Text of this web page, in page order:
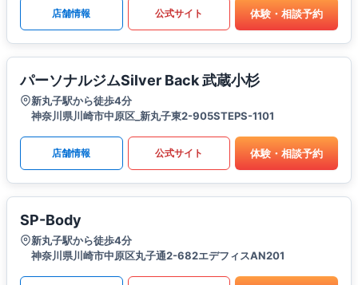
店舗情報 公式サイト 体験・相談予約
パーソナルジムSilver Back 武蔵小杉
新丸子駅から徒歩4分
神奈川県川崎市中原区_新丸子東2-905STEPS-1101
店舗情報 公式サイト 体験・相談予約
SP-Body
新丸子駅から徒歩4分
神奈川県川崎市中原区丸子通2-682エデフィスAN201